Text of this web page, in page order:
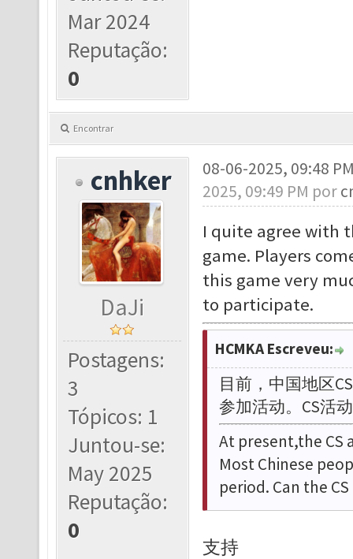
Mar 2024
Reputação:
0
Encontrar
cnhker
DaJi
Postagens:
3
Tópicos: 1
Juntou-se:
May 2025
Reputação:
0
08-06-2025, 09:48
2025, 09:49 PM por
I quite agree with
game. Players
this game very
to participate.
HCMKA Escreveu:
目前， 中国地区
参加活动。CS活
At present,the CS
Most Chinese
period. Can the
支持